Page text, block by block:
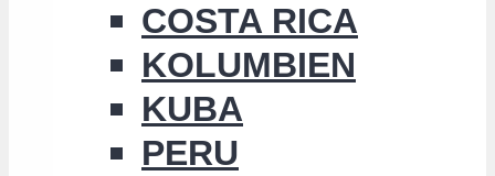
COSTA RICA
KOLUMBIEN
KUBA
PERU